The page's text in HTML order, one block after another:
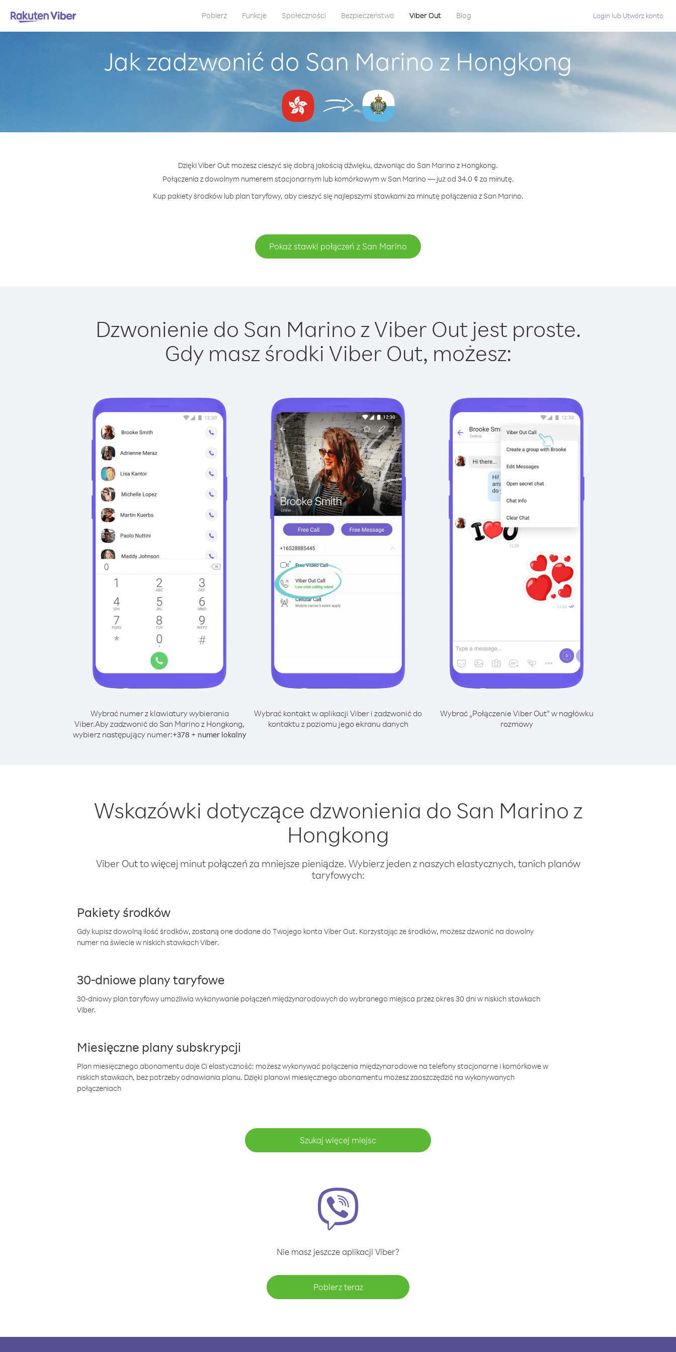
Pobierz Funkcje Społeczności Bezpieczeństwo Viber Out Blog Login lub Utwórz konto
Jak zadzwonić do San Marino z Hongkong
Dzięki Viber Out możesz cieszyć się dobrą jakością dźwięku, dzwoniąc do San Marino z Hongkong.
Połączenia z dowolnym numerem stacjonarnym lub komórkowym w San Marino — już od 34.0 ¢ za minutę.
Kup pakiety środków lub plan taryfowy, aby cieszyć się najlepszymi stawkami za minutę połączenia z San Marino.
Pokaż stawki połączeń z San Marino
Dzwonienie do San Marino z Viber Out jest proste.
Gdy masz środki Viber Out, możesz:
Wybrać numer z klawiatury wybierania
Viber.Aby zadzwonić do San Marino z Hongkong,
wybierz następujący numer:+378 + numer lokalny
Wybrać kontakt w aplikacji Viber i zadzwonić do
kontaktu z poziomu jego ekranu danych
Wybrać „Połączenie Viber Out” w nagłówku
rozmowy
Wskazówki dotyczące dzwonienia do San Marino z
Hongkong
Viber Out to więcej minut połączeń za mniejsze pieniądze. Wybierz jeden z naszych elastycznych, tanich planów
taryfowych:
Pakiety środków
Gdy kupisz dowolną ilość środków, zostaną one dodane do Twojego konta Viber Out. Korzystając ze środków, możesz dzwonić na dowolny
numer na świecie w niskich stawkach Viber.
30-dniowe plany taryfowe
30-dniowy plan taryfowy umożliwia wykonywanie połączeń międzynarodowych do wybranego miejsca przez okres 30 dni w niskich stawkach
Viber.
Miesięczne plany subskrypcji
Plan miesięcznego abonamentu daje Ci elastyczność: możesz wykonywać połączenia międzynarodowe na telefony stacjonarne i komórkowe w
niskich stawkach, bez potrzeby odnawiania planu. Dzięki planowi miesięcznego abonamentu możesz zaoszczędzić na wykonywanych
połączeniach
Szukaj więcej miejsc
Nie masz jeszcze aplikacji Viber?
Pobierz teraz